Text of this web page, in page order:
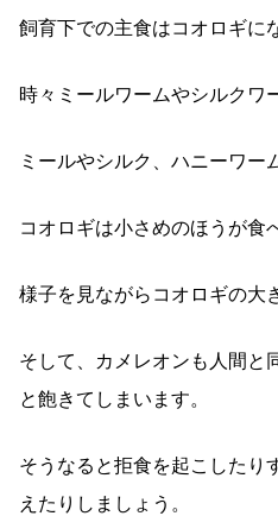
飼育下での主食はコオロギに
時々ミールワームやシルクワ
ミールやシルク、ハニーワー
コオロギは小さめのほうが食
様子を見ながらコオロギの大
そして、カメレオンも人間と
と飽きてしまいます。
そうなると拒食を起こしたり
えたりしましょう。